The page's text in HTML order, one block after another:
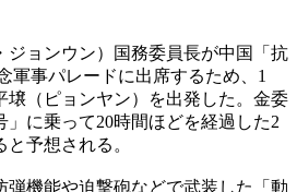
ジョンウン）国務委員長が中国「抗
軍事パレードに出席するため、1
壌（ピョンヤン）を出発した。金委
」に乗って20時間ほどを経過した2
予想される。
弾機能や迫撃砲などで武装した「動